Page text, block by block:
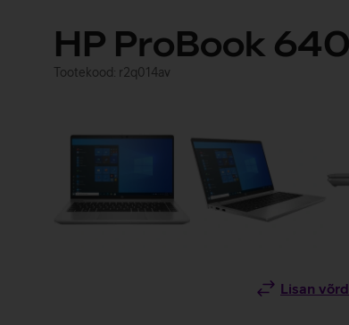
HP ProBook
Tootekood: r2q014av
Lisan